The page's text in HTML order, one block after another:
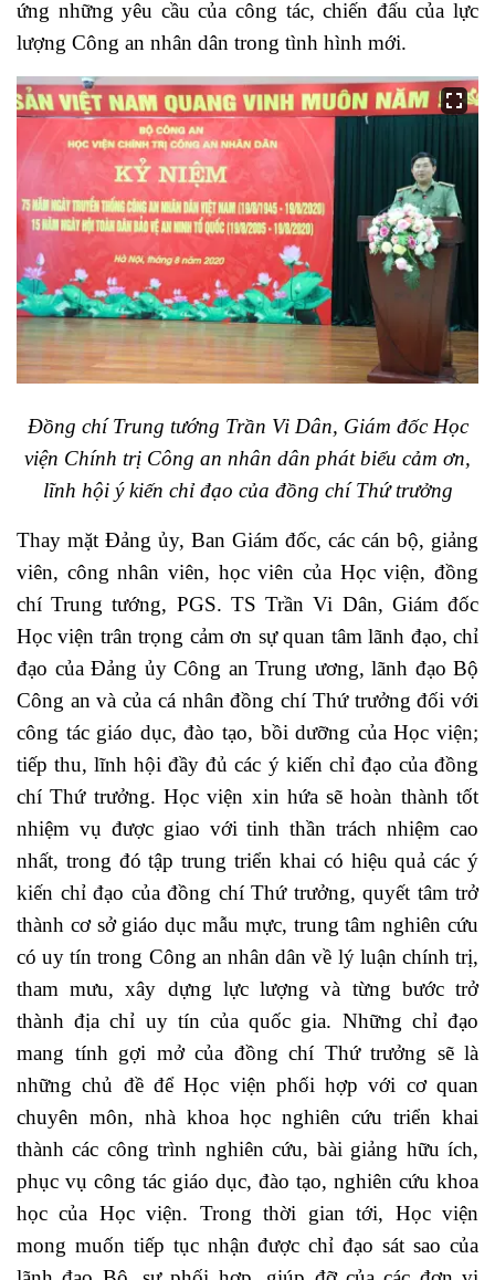
ứng những yêu cầu của công tác, chiến đấu của lực
lượng Công an nhân dân trong tình hình mới.
Đồng chí Trung tướng Trần Vi Dân, Giám đốc Học
viện Chính trị Công an nhân dân phát biểu cảm ơn,
lĩnh hội ý kiến chỉ đạo của đồng chí Thứ trưởng
Thay mặt Đảng ủy, Ban Giám đốc, các cán bộ, giảng
viên, công nhân viên, học viên của Học viện, đồng
chí Trung tướng, PGS. TS Trần Vi Dân, Giám đốc
Học viện trân trọng cảm ơn sự quan tâm lãnh đạo, chỉ
đạo của Đảng ủy Công an Trung ương, lãnh đạo Bộ
Công an và của cá nhân đồng chí Thứ trưởng đối với
công tác giáo dục, đào tạo, bồi dưỡng của Học viện;
tiếp thu, lĩnh hội đầy đủ các ý kiến chỉ đạo của đồng
chí Thứ trưởng. Học viện xin hứa sẽ hoàn thành tốt
nhiệm vụ được giao với tinh thần trách nhiệm cao
nhất, trong đó tập trung triển khai có hiệu quả các ý
kiến chỉ đạo của đồng chí Thứ trưởng, quyết tâm trở
thành cơ sở giáo dục mẫu mực, trung tâm nghiên cứu
có uy tín trong Công an nhân dân về lý luận chính trị,
tham mưu, xây dựng lực lượng và từng bước trở
thành địa chỉ uy tín của quốc gia. Những chỉ đạo
mang tính gợi mở của đồng chí Thứ trưởng sẽ là
những chủ đề để Học viện phối hợp với cơ quan
chuyên môn, nhà khoa học nghiên cứu triển khai
thành các công trình nghiên cứu, bài giảng hữu ích,
phục vụ công tác giáo dục, đào tạo, nghiên cứu khoa
học của Học viện. Trong thời gian tới, Học viện
mong muốn tiếp tục nhận được chỉ đạo sát sao của